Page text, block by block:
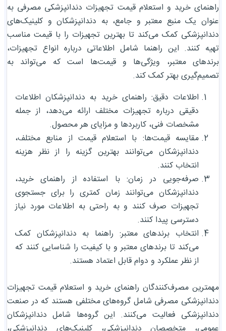
راهنمای خرید و استعلام قیمت تجهیزات دندانپزشکی مصرفی به
عنوان یک منبع معتبر و جامع، به دندانپزشکان و کلینیک‌های
دندانپزشکی کمک می‌کند تا بهترین تجهیزات را با قیمت مناسب
تهیه کنند. این راهنما شامل اطلاعاتی درباره انواع تجهیزات،
برندهای معتبر، ویژگی‌ها و قیمت‌ها است که می‌تواند به
تصمیم‌گیری بهتر کمک کند.
اطلاعات دقیق: راهنمای خرید به دندانپزشکان اطلاعات
دقیقی درباره تجهیزات مختلف ارائه می‌دهد، از جمله
مشخصات فنی، کاربردها و مزایای هر محصول.
مقایسه قیمت‌ها: با استعلام قیمت از منابع مختلف،
دندانپزشکان می‌توانند بهترین گزینه را از نظر هزینه
انتخاب کنند.
صرفه‌جویی در زمان: با استفاده از راهنمای خرید،
دندانپزشکان می‌توانند زمان کمتری را برای جستجوی
تجهیزات صرف کنند و به راحتی به اطلاعات مورد نیاز
دسترسی پیدا کنند.
انتخاب برندهای معتبر: راهنما به دندانپزشکان کمک
می‌کند تا برندهای معتبر و با کیفیت را شناسایی کنند که
از نظر عملکرد و دوام قابل اعتماد هستند.
مهمترین مصرف‌کنندگان راهنمای خرید و استعلام قیمت تجهیزات
دندانپزشکی مصرفی شامل گروه‌های مختلفی هستند که در صنعت
دندانپزشکی فعالیت می‌کنند. این گروه‌ها شامل دندانپزشکان